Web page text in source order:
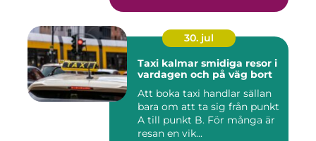
30. jul
Taxi kalmar smidiga resor i
vardagen och på väg bort
Att boka taxi handlar sällan
bara om att ta sig från punkt
A till punkt B. För många är
resan en vik...